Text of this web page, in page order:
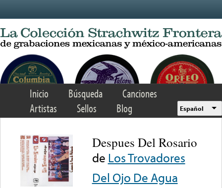
Inicio Búsqueda
Canciones
Artistas
Sellos Blog Español
Despues Del Rosario
de Los Trovadores
Del Ojo De Agua